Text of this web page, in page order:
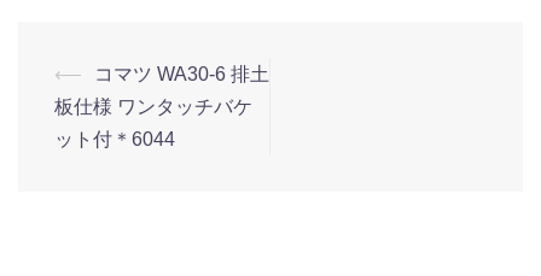
⟵
コマツ WA30-6 排土
板仕様 ワンタッチバケ
ット付＊6044